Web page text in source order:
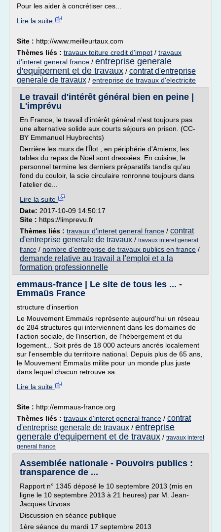
Pour les aider à concrétiser ces...
Lire la suite
Site : http://www.meilleurtaux.com
Thèmes liés : travaux toiture credit d'impot / travaux
d'interet general france / entreprise generale
d'equipement et de travaux / contrat d'entreprise
generale de travaux / entreprise de travaux d'electricite
Le travail d'intérêt général bien en peine |
L'imprévu
En France, le travail d'intérêt général n'est toujours pas
une alternative solide aux courts séjours en prison. (CC-
BY Emmanuel Huybrechts)
Derrière les murs de l'Îlot , en périphérie d'Amiens, les
tables du repas de Noël sont dressées. En cuisine, le
personnel termine les derniers préparatifs tandis qu'au
fond du couloir, la scie circulaire ronronne toujours dans
l'atelier de...
Lire la suite
Date: 2017-10-09 14:50:17
Site : https://limprevu.fr
Thèmes liés : travaux d'interet general france / contrat
d'entreprise generale de travaux / travaux interet general
france / nombre d'entreprise de travaux publics en france /
demande relative au travail a l'emploi et a la
formation professionnelle
emmaus-france | Le site de tous les ... -
Emmaüs France
structure d'insertion
Le Mouvement Emmaüs représente aujourd'hui un réseau
de 284 structures qui interviennent dans les domaines de
l'action sociale, de l'insertion, de l'hébergement et du
logement... Soit près de 18 000 acteurs ancrés localement
sur l'ensemble du territoire national. Depuis plus de 65 ans,
le Mouvement Emmaüs milite pour un monde plus juste
dans lequel chacun retrouve sa...
Lire la suite
Site : http://emmaus-france.org
Thèmes liés : travaux d'interet general france / contrat
d'entreprise generale de travaux / entreprise
generale d'equipement et de travaux / travaux interet
general france
Assemblée nationale - Pouvoirs publics :
transparence de ...
Rapport n° 1345 déposé le 10 septembre 2013 (mis en
ligne le 10 septembre 2013 à 21 heures) par M. Jean-
Jacques Urvoas
Discussion en séance publique
1ère séance du mardi 17 septembre 2013